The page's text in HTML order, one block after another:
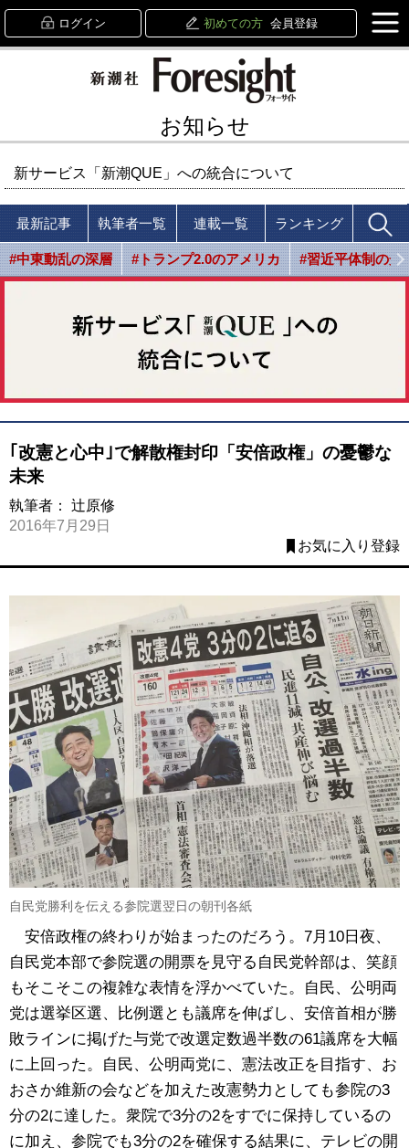
ログイン 初めての方 会員登録
お知らせ
新サービス「新潮QUE」への統合について
最新記事 執筆者一覧 連載一覧 ランキング
#中東動乱の深層 #トランプ2.0のアメリカ #習近平体制の光
｢改憲と心中｣で解散権封印「安倍政権」の憂鬱な
未来
執筆者： 辻原修
2016年7月29日
お気に入り登録
自民党勝利を伝える参院選翌日の朝刊各紙
安倍政権の終わりが始まったのだろう。7月10日夜、
自民党本部で参院選の開票を見守る自民党幹部は、笑顔
もそこそこの複雑な表情を浮かべていた。自民、公明両
党は選挙区選、比例選とも議席を伸ばし、安倍首相が勝
敗ラインに掲げた与党で改選定数過半数の61議席を大幅
に上回った。自民、公明両党に、憲法改正を目指す、お
おさか維新の会などを加えた改憲勢力としても参院の3
分の2に達した。衆院で3分の2をすでに保持しているの
に加え、参院でも3分の2を確保する結果に、テレビの開